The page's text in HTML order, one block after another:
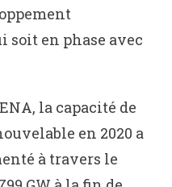
soit en phase avec
la capacité de
en 2020 a
à travers le